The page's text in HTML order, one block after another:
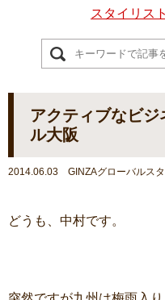
スタイリス
アクティブなビ
ル大阪
2014.06.03 GINZAグローバルス
どうも、中村です。